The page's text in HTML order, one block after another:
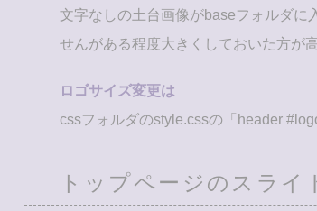
文字なしの土台画像がbaseフォルダに
せんがある程度大きくしておいた方が
ロゴサイズ変更は
cssフォルダのstyle.cssの「header
トップページのスライ